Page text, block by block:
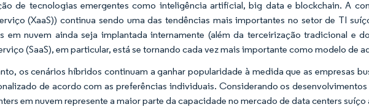
de tecnologias emergentes como inteligência artificial, big data e blockchain. A
(XaaS)) continua sendo uma das tendências mais importantes no setor de TI
em nuvem ainda seja implantada internamente (além da terceirização tradicional e
(SaaS), em particular, está se tornando cada vez mais importante como modelo de
os cenários híbridos continuam a ganhar popularidade à medida que as empresas
de acordo com as preferências individuais. Considerando os
em nuvem represente a maior parte da capacidade no mercado de data centers suíço